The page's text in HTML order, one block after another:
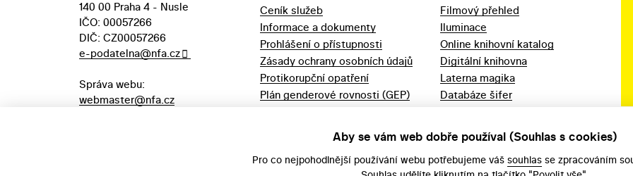
140 00 Praha 4 - Nusle
IČO: 00057266
DIČ: CZ00057266
e-podatelna@nfa.cz
Správa webu:
webmaster@nfa.cz
Ceník služeb
Informace a dokumenty
Prohlášení o přístupnosti
Zásady ochrany osobních údajů
Protikorupční opatření
Plán genderové rovnosti (GEP)
Filmový přehled
Iluminace
Online knihovní katalog
Digitální knihovna
Laterna magika
Databáze šifer
Aby se vám web dobře používal (Souhlas s cookies)
Pro co nejpohodlnější používání webu potřebujeme váš souhlas se zpracováním